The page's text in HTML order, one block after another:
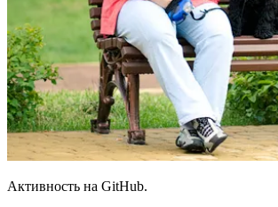
Активность на GitHub.